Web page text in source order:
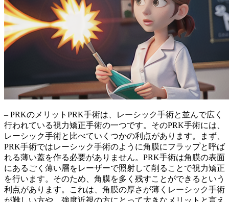
– PRKのメリットPRK手術は、レーシック手術と並んで広く
行われている視力矯正手術の一つです。そのPRK手術には、
レーシック手術と比べていくつかの利点があります。まず、
PRK手術ではレーシック手術のように角膜にフラップと呼ば
れる薄い蓋を作る必要がありません。PRK手術は角膜の表面
にあるごく薄い層をレーザーで照射して削ることで視力矯正
を行います。そのため、 角膜を多く残すことができる という
利点があります。これは、 角膜の厚さが薄くレーシック手術